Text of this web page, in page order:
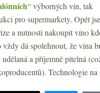
“ výborných vín, tak
pro supermarkety. Opět
a nutnosti nakoupit víno
dá spolehnout, že vína
a příjemně pitelná
Technologie na